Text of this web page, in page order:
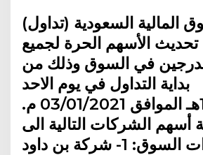
المالية السعودية (تداول)
الأسهم الحرة لجميع
في السوق وذلك من
بداية التداول في يوم الاحد
19/05/1442هـ الموافق 03/01/2021 م.
أسهم الشركات التالية الى
1- شركة بن داود